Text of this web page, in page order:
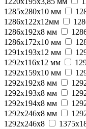
1285х280х10 мм
1286x122x12мм
1286x192x8 мм
1286х172х10 мм
1291x193x12 мм
1292x116x12 мм
1292x159x10 мм
1292x192x8 мм
1292x193x8 мм
1292x194x8 мм
1292x246x8 мм
1292х246х8